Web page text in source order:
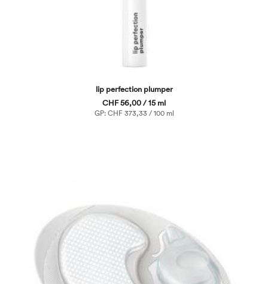
lip perfection plumper
CHF 56,00 / 15 ml
GP: CHF 373,33 / 100 ml